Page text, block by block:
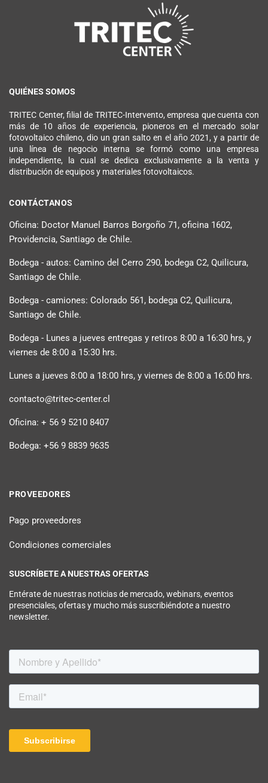
QUIÉNES SOMOS
TRITEC Center, filial de TRITEC-Intervento, empresa que cuenta con
más de 10 años de experiencia, pioneros en el mercado solar
fotovoltaico chileno, dio un gran salto en el año 2021, y a partir de
una línea de negocio interna se formó como una empresa
independiente, la cual se dedica exclusivamente a la venta y
distribución de equipos y materiales fotovoltaicos.
CONTÁCTANOS
Oficina: Doctor Manuel Barros Borgoño 71, oficina 1602,
Providencia, Santiago de Chile.
Bodega - autos: Camino del Cerro 290, bodega C2, Quilicura,
Santiago de Chile.
Bodega - camiones: Colorado 561, bodega C2, Quilicura,
Santiago de Chile.
Bodega - Lunes a jueves entregas y retiros 8:00 a 16:30 hrs, y
viernes de 8:00 a 15:30 hrs.
Lunes a jueves 8:00 a 18:00 hrs, y viernes de 8:00 a 16:00 hrs.
contacto@tritec-center.cl
Oficina: + 56 9 5210 8407
Bodega: +56 9 8839 9635
PROVEEDORES
Pago proveedores
Condiciones comerciales
SUSCRÍBETE A NUESTRAS OFERTAS
Entérate de nuestras noticias de mercado, webinars, eventos
presenciales, ofertas y mucho más suscribiéndote a nuestro
newsletter.